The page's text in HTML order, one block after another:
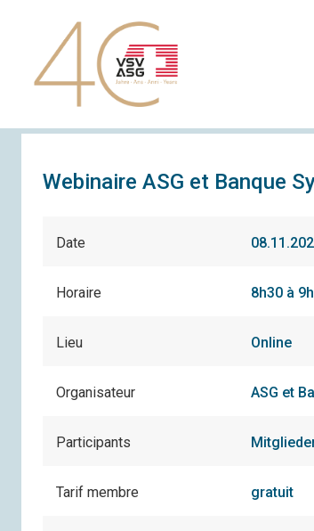
Webinaire ASG et Banque
Date
Horaire 8h30 à
Lieu Online
Organisateur ASG et
Participants
Tarif membre gratuit